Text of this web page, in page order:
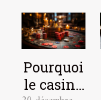
Pourquoi
le casino